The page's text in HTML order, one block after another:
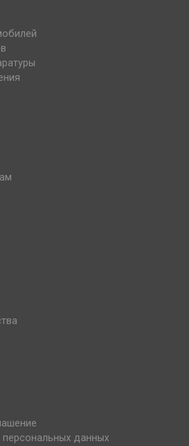
персональных данных